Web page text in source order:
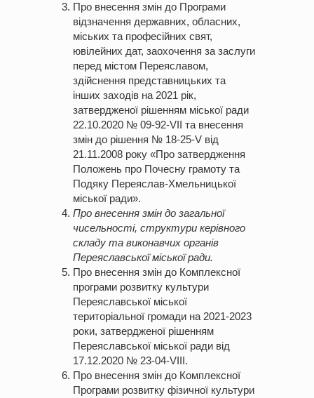
Про внесення змін до Програми
відзначення державних, обласних,
міських та професійних свят,
ювілейних дат, заохочення за заслуги
перед містом Переяславом,
здійснення представницьких та
інших заходів на 2021 рік,
затвердженої рішенням міської ради
22.10.2020 № 09-92-VII та внесення
змін до рішення № 18-25-V від
21.11.2008 року «Про затвердження
Положень про Почесну грамоту та
Подяку Переяслав-Хмельницької
міської ради».
Про внесення змін до загальної
чисельності, структури керівного
складу та виконавчих органів
Переяславської міської ради.
Про внесення змін до Комплексної
програми розвитку культури
Переяславської міської
територіальної громади на 2021-2023
роки, затвердженої рішенням
Переяславської міської ради від
17.12.2020 № 23-04-VІІІ.
Про внесення змін до Комплексної
Програми розвитку фізичної культури